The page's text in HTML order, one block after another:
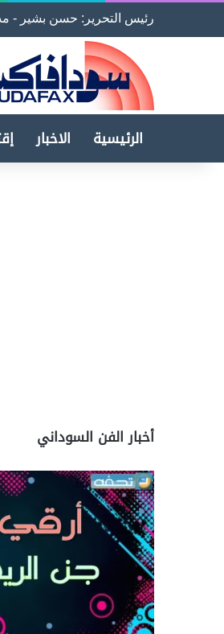
رئيس التحرير: حسن بشير -
الرئيسية الاخبار
أخبار الفن السوداني